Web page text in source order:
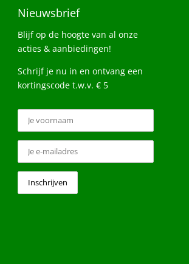
Nieuwsbrief
Blijf op de hoogte van al onze
acties & aanbiedingen!
Schrijf je nu in en ontvang een
kortingscode t.w.v. € 5